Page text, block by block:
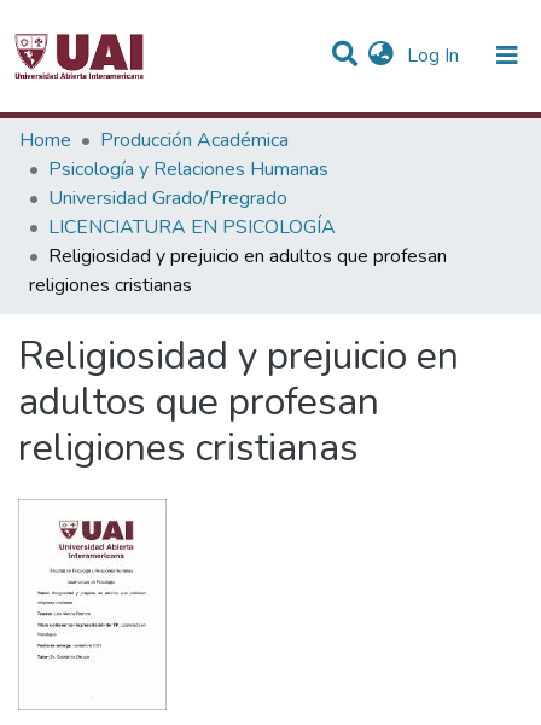
Log In (current)
Statistics
Communities & Collections
All of DSpace
Home
Producción Académica
Psicología y Relaciones Humanas
Universidad Grado/Pregrado
LICENCIATURA EN PSICOLOGÍA
Religiosidad y prejuicio en adultos que profesan
religiones cristianas
Religiosidad y prejuicio en
adultos que profesan
religiones cristianas